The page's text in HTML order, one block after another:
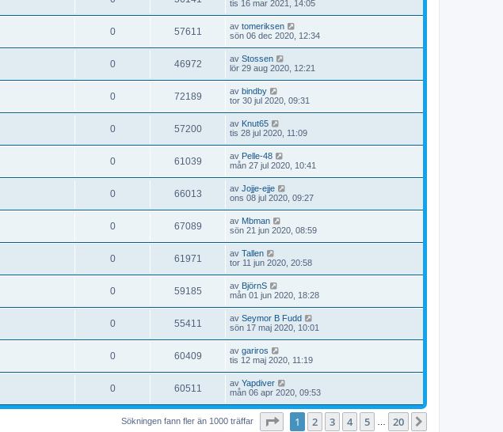
tis 16 mar 2021, 14:05
0 57611 av tomeriksen
sön 06 dec 2020, 12:34
0 46972 av Stossen
lör 29 aug 2020, 12:21
0 72189 av bindby
tor 30 jul 2020, 09:31
0 57200 av Knut65
tis 28 jul 2020, 11:09
0 61039 av Pelle-48
mån 27 jul 2020, 10:41
0 66013 av Jojje-ejje
ons 08 jul 2020, 09:27
0 67089 av Mbman
sön 21 jun 2020, 08:59
0 61971 av Tallen
tor 11 jun 2020, 20:58
0 59185 av BjörnS
mån 01 jun 2020, 18:28
0 55411 av Seymor B Fudd
sön 17 maj 2020, 10:01
0 60409 av gariros
tis 12 maj 2020, 11:19
0 60511 av Yapdiver
mån 06 apr 2020, 09:53
Sökningen fann fler än 1000 träffar Sida av 20
1 2 3 4 5 20